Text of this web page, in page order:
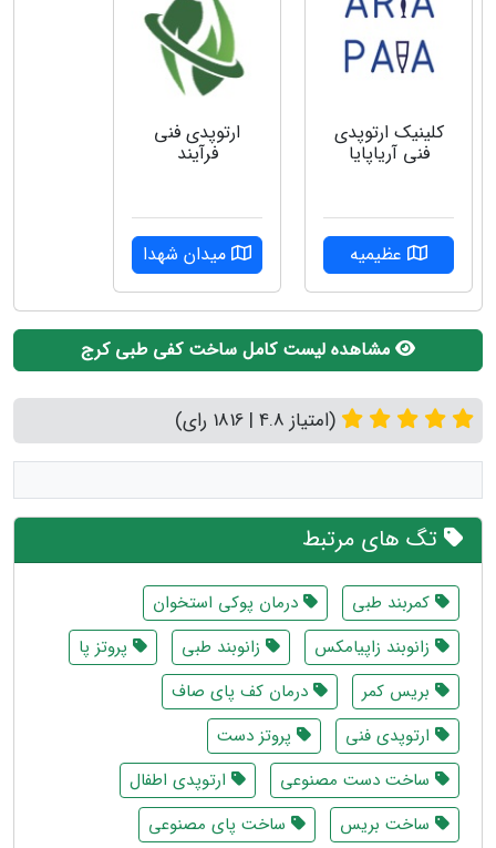
کلینیک ارتوپدی
فنی آریاپایا
عظیمیه
ارتوپدی فنی
فرآیند
میدان شهدا
مشاهده لیست کامل ساخت کفی طبی کرج
(امتیاز 4.8 | 1816 رای)
تگ های مرتبط
کمربند طبی
درمان پوکی استخوان
زانوبند زاپیامکس
زانوبند طبی
پروتز پا
بریس کمر
درمان کف پای صاف
ارتوپدی فنی
پروتز دست
ساخت دست مصنوعی
ارتوپدی اطفال
ساخت بریس
ساخت پای مصنوعی